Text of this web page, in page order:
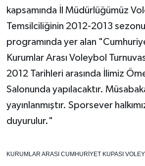
kapsamında İl Müdürlüğümüz
Temsilciliğinin 2012-2013
programında yer alan
Kurumlar Arası Voleybol
2012 Tarihleri arasında İlimiz
Salonunda yapılacaktır.
yayınlanmıştır. Sporsever
duyurulur."
KURUMLAR ARASI CUMHURİYET KUPASI